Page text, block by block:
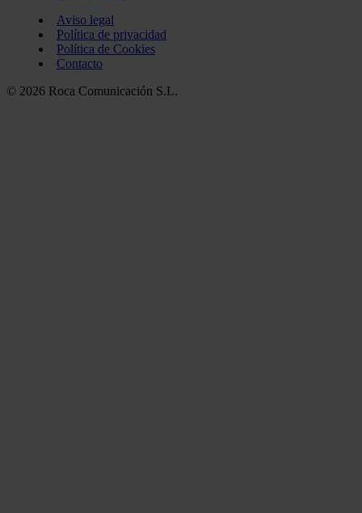
Aviso legal
Política de privacidad
Política de Cookies
Contacto
© 2026 Roca Comunicación S.L.